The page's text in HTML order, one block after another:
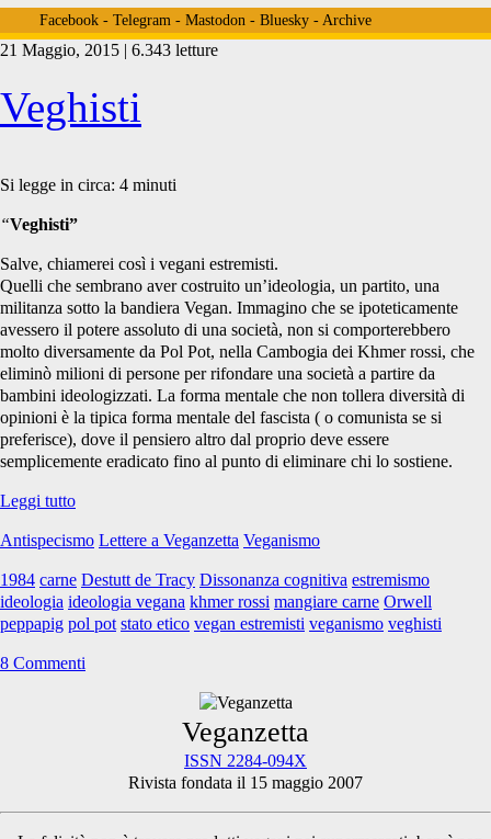
Facebook- Telegram- Mastodon- Bluesky- Archive
Tag:
<span>khmer
rossi</span>
21 Maggio, 2015 | 6.343 letture
Veghisti
Si legge in circa: 4 minuti
“Veghisti”
Salve, chiamerei così i vegani estremisti.
Quelli che sembrano aver costruito un’ideologia, un partito, una
militanza sotto la bandiera Vegan. Immagino che se ipoteticamente
avessero il potere assoluto di una società, non si comporterebbero
molto diversamente da Pol Pot, nella Cambogia dei Khmer rossi, che
eliminò milioni di persone per rifondare una società a partire da
bambini ideologizzati. La forma mentale che non tollera diversità di
opinioni è la tipica forma mentale del fascista ( o comunista se si
preferisce), dove il pensiero altro dal proprio deve essere
semplicemente eradicato fino al punto di eliminare chi lo sostiene.
Leggi tuttoVeghisti
Antispecismo Lettere a Veganzetta Veganismo
1984 carne Destutt de Tracy Dissonanza cognitiva estremismo
ideologia ideologia vegana khmer rossi mangiare carne Orwell
peppapig pol pot stato etico vegan estremisti veganismo veghisti
8 Commenti
Sidebar
Veganzetta
ISSN 2284-094X
Rivista fondata il 15 maggio 2007